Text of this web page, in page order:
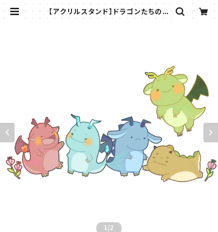
【アクリルスタンド】ドラゴンたちのア
1 /2